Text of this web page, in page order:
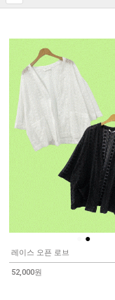
●
레이스 오픈 로브
52,000원